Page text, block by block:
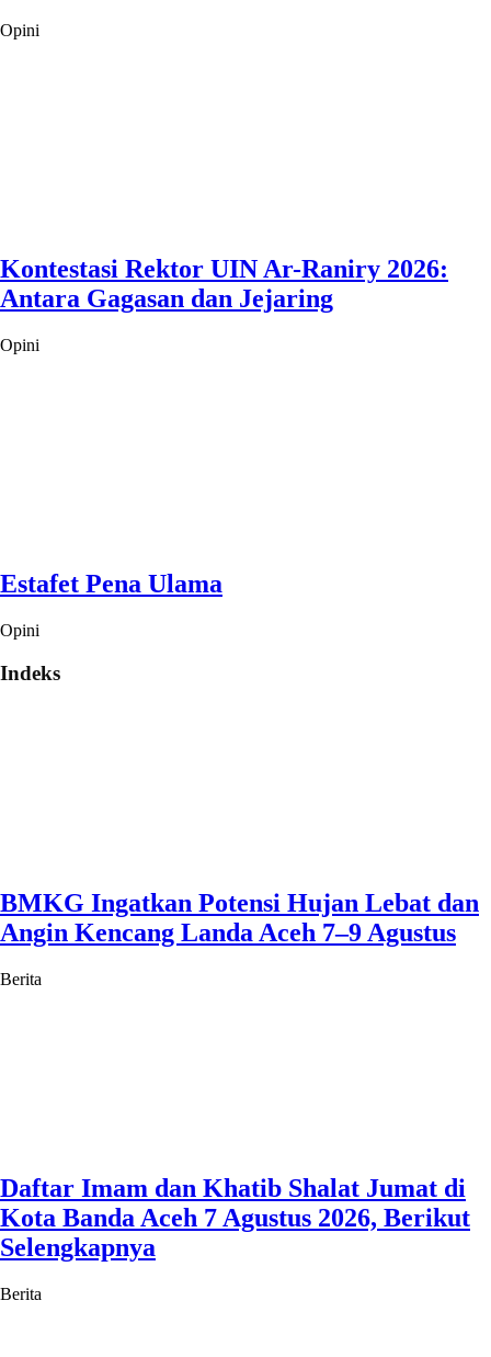
Opini
Kontestasi Rektor UIN Ar-Raniry 2026:
Antara Gagasan dan Jejaring
Opini
Estafet Pena Ulama
Opini
Indeks
BMKG Ingatkan Potensi Hujan Lebat dan
Angin Kencang Landa Aceh 7–9 Agustus
Berita
Daftar Imam dan Khatib Shalat Jumat di
Kota Banda Aceh 7 Agustus 2026, Berikut
Selengkapnya
Berita